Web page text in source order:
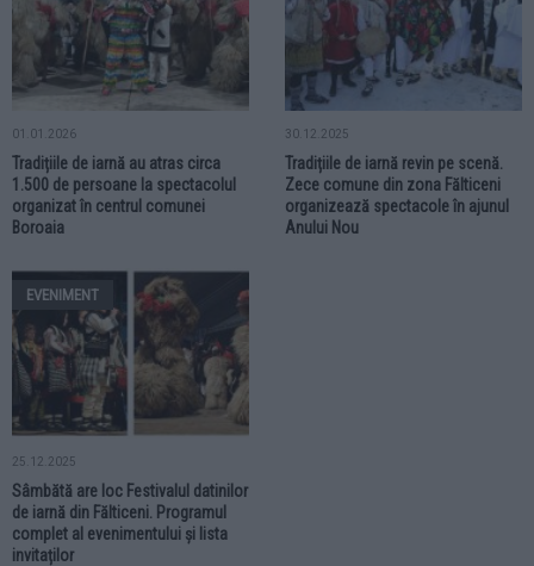
01.01.2026
Tradițiile de iarnă au atras circa
1.500 de persoane la spectacolul
organizat în centrul comunei
Boroaia
30.12.2025
Tradițiile de iarnă revin pe scenă.
Zece comune din zona Fălticeni
organizează spectacole în ajunul
Anului Nou
EVENIMENT
25.12.2025
Sâmbătă are loc Festivalul datinilor
de iarnă din Fălticeni. Programul
complet al evenimentului și lista
invitaților